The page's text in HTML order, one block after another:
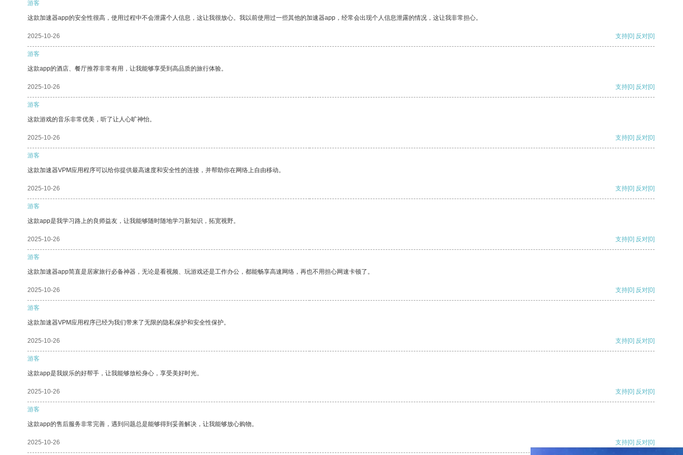
游客
这款加速器app的安全性很高，使用过程中不会泄露个人信息，这让我很放心。我以前使用过一些其他的加速器app，经常会出现个人信息泄露的情况，这让我非常担心。
2025-10-26 支持[0] 反对[0]
游客
这款app的酒店、餐厅推荐非常有用，让我能够享受到高品质的旅行体验。
2025-10-26 支持[0] 反对[0]
游客
这款游戏的音乐非常优美，听了让人心旷神怡。
2025-10-26 支持[0] 反对[0]
游客
这款加速器VPM应用程序可以给你提供最高速度和安全性的连接，并帮助你在网络上自由移动。
2025-10-26 支持[0] 反对[0]
游客
这款app是我学习路上的良师益友，让我能够随时随地学习新知识，拓宽视野。
2025-10-26 支持[0] 反对[0]
游客
这款加速器app简直是居家旅行必备神器，无论是看视频、玩游戏还是工作办公，都能畅享高速网络，再也不用担心网速卡顿了。
2025-10-26 支持[0] 反对[0]
游客
这款加速器VPM应用程序已经为我们带来了无限的隐私保护和安全性保护。
2025-10-26 支持[0] 反对[0]
游客
这款app是我娱乐的好帮手，让我能够放松身心，享受美好时光。
2025-10-26 支持[0] 反对[0]
游客
这款app的售后服务非常完善，遇到问题总是能够得到妥善解决，让我能够放心购物。
2025-10-26 支持[0] 反对[0]